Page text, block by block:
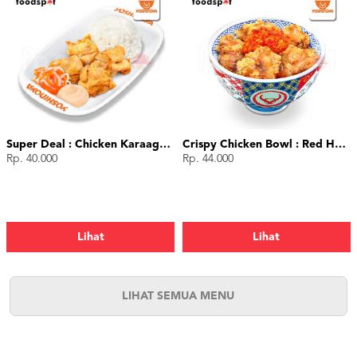
Super Deal : Chicken Karaage (4 pcs)
Rp. 40.000
Lihat
Crispy Chicken Bowl : Red Hot Chili
Rp. 44.000
Lihat
LIHAT SEMUA MENU